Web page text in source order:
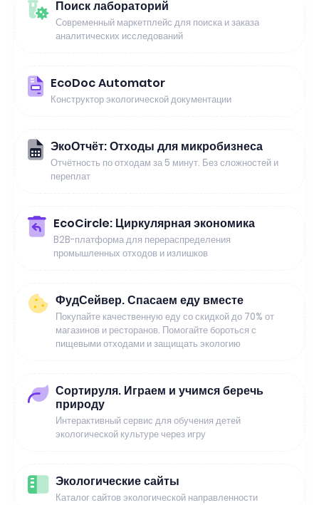
Поиск лабораторий
Современный маркетплейс для поиска и заказа
аналитических исследований
EcoDoc Automator
Конструктор экологической документации
ЭкоОтчёт: Отходы для микробизнеса
Отчётность по отходам за 5 минут. Без сложностей и
переплат
EcoCircle: Циркулярная экономика
B2B-платформа для перераспределения
промышленных отходов и излишков
ФудСейвер. Спасаем еду вместе
Покупайте качественную еду со скидкой до 70% от
магазинов и ресторанов. Помогайте бороться с
пищевыми отходами и защищать экологию
Сортируля. Играем и учимся беречь
природу
Интерактивный сервис для обучения детей
экологической культуре через игру
Экологические сайты
Каталог сайтов экологической направленности